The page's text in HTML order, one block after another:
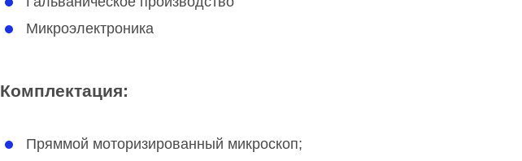
Микроэлектроника
Комплектация:
Пряммой моторизированный микроскоп;